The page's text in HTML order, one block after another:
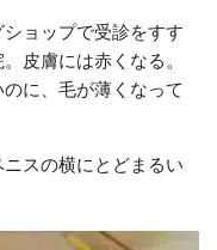
ショップで受診をすす
皮膚には赤くなる。
に、毛が薄くなって
スの横にとどまるい